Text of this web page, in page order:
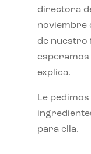
directora
noviembre
de nuestro
explica.
Le
para ella.